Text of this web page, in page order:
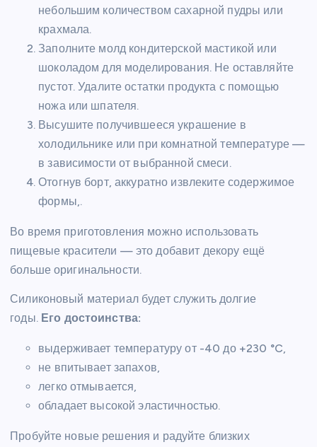
небольшим количеством сахарной пудры или
крахмала.
Заполните молд кондитерской мастикой или
шоколадом для моделирования. Не оставляйте
пустот. Удалите остатки продукта с помощью
ножа или шпателя.
Высушите получившееся украшение в
холодильнике или при комнатной температуре —
в зависимости от выбранной смеси.
Отогнув борт, аккуратно извлеките содержимое
формы,.
Во время приготовления можно использовать
пищевые красители — это добавит декору ещё
больше оригинальности.
Силиконовый материал будет служить долгие
годы. Его достоинства:
выдерживает температуру от -40 до +230 °C,
не впитывает запахов,
легко отмывается,
обладает высокой эластичностью.
Пробуйте новые решения и радуйте близких